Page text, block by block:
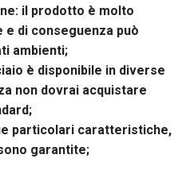
il prodotto è molto
di conseguenza può
ambienti;
è disponibile in diverse
non dovrai acquistare
particolari caratteristiche,
garantite;